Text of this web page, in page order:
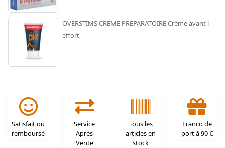
OVERSTIMS CREME PREPARATOIRE Crème avant l
effort
Satisfait ou
remboursé
Service
Après
Vente
Tous les
articles en
stock
Franco de
port à 90 €